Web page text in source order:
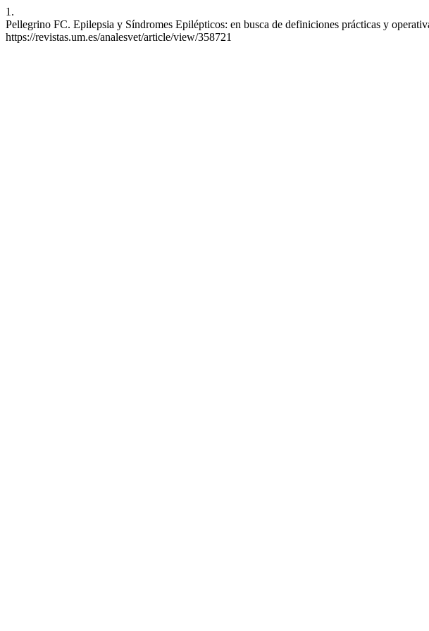
1.
Pellegrino FC. Epilepsia y Síndromes Epilépticos: en busca de definiciones prácticas y
https://revistas.um.es/analesvet/article/view/358721